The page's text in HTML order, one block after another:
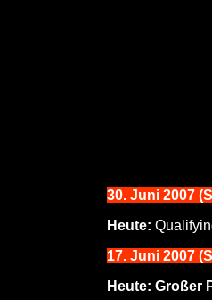
30. Juni 2007
Heute:
17. Juni 2007
Heute: Großer